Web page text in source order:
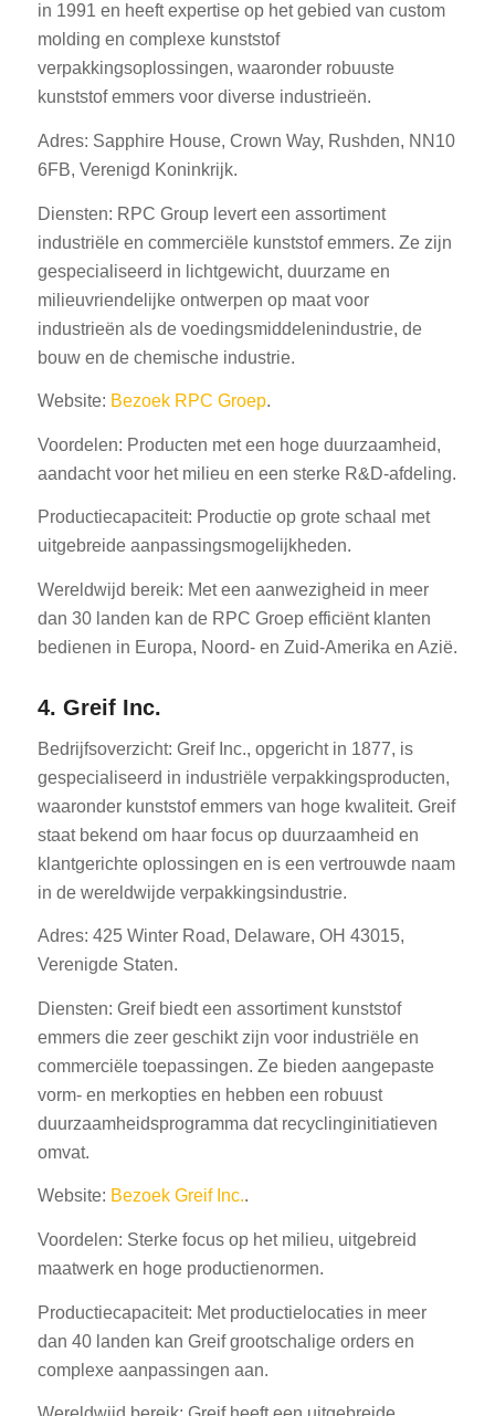
in 1991 en heeft expertise op het gebied van custom
molding en complexe kunststof
verpakkingsoplossingen, waaronder robuuste
kunststof emmers voor diverse industrieën.
Adres: Sapphire House, Crown Way, Rushden, NN10
6FB, Verenigd Koninkrijk.
Diensten: RPC Group levert een assortiment
industriële en commerciële kunststof emmers. Ze zijn
gespecialiseerd in lichtgewicht, duurzame en
milieuvriendelijke ontwerpen op maat voor
industrieën als de voedingsmiddelenindustrie, de
bouw en de chemische industrie.
Website: Bezoek RPC Groep.
Voordelen: Producten met een hoge duurzaamheid,
aandacht voor het milieu en een sterke R&D-afdeling.
Productiecapaciteit: Productie op grote schaal met
uitgebreide aanpassingsmogelijkheden.
Wereldwijd bereik: Met een aanwezigheid in meer
dan 30 landen kan de RPC Groep efficiënt klanten
bedienen in Europa, Noord- en Zuid-Amerika en Azië.
4. Greif Inc.
Bedrijfsoverzicht: Greif Inc., opgericht in 1877, is
gespecialiseerd in industriële verpakkingsproducten,
waaronder kunststof emmers van hoge kwaliteit. Greif
staat bekend om haar focus op duurzaamheid en
klantgerichte oplossingen en is een vertrouwde naam
in de wereldwijde verpakkingsindustrie.
Adres: 425 Winter Road, Delaware, OH 43015,
Verenigde Staten.
Diensten: Greif biedt een assortiment kunststof
emmers die zeer geschikt zijn voor industriële en
commerciële toepassingen. Ze bieden aangepaste
vorm- en merkopties en hebben een robuust
duurzaamheidsprogramma dat recyclinginitiatieven
omvat.
Website: Bezoek Greif Inc..
Voordelen: Sterke focus op het milieu, uitgebreid
maatwerk en hoge productienormen.
Productiecapaciteit: Met productielocaties in meer
dan 40 landen kan Greif grootschalige orders en
complexe aanpassingen aan.